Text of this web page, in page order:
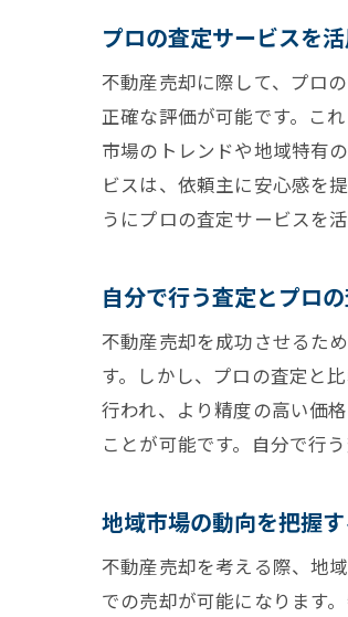
プロの査定サービスを
不動産売却に際して、プロ
正確な評価が可能です。こ
市場のトレンドや地域特有
ビスは、依頼主に安心感を
うにプロの査定サービスを
自分で行う査定とプロ
不動産売却を成功させるた
す。しかし、プロの査定と
行われ、より精度の高い価
ことが可能です。自分で行
地域市場の動向を把握
不動産売却を考える際、地
での売却が可能になります